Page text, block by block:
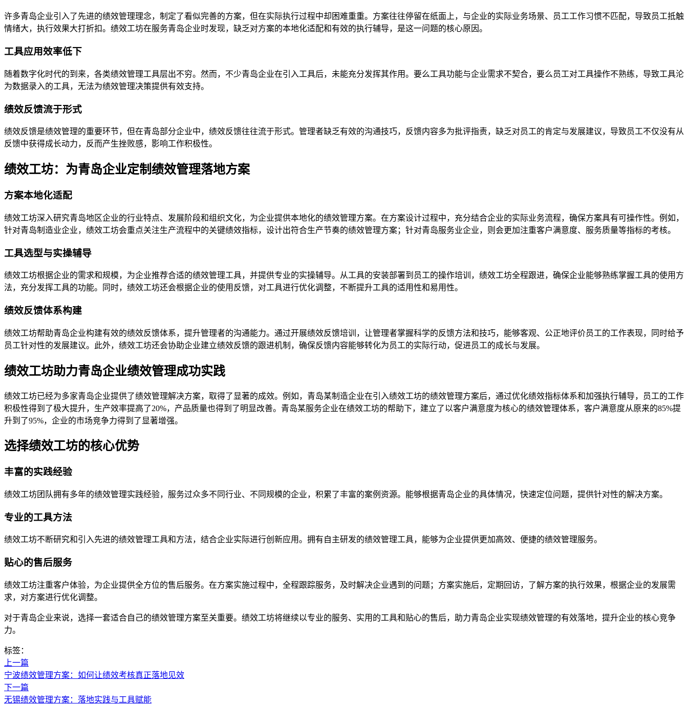
许多青岛企业引入了先进的绩效管理理念，制定了看似完善的方案，但在实际执行过程中却困难重重。方案往往停留在纸面上，与企业的实际业务场景、员工工作习惯不匹配，导致员工抵触
情绪大，执行效果大打折扣。绩效工坊在服务青岛企业时发现，缺乏对方案的本地化适配和有效的执行辅导，是这一问题的核心原因。
工具应用效率低下
随着数字化时代的到来，各类绩效管理工具层出不穷。然而，不少青岛企业在引入工具后，未能充分发挥其作用。要么工具功能与企业需求不契合，要么员工对工具操作不熟练，导致工具沦
为数据录入的工具，无法为绩效管理决策提供有效支持。
绩效反馈流于形式
绩效反馈是绩效管理的重要环节，但在青岛部分企业中，绩效反馈往往流于形式。管理者缺乏有效的沟通技巧，反馈内容多为批评指责，缺乏对员工的肯定与发展建议，导致员工不仅没有从
反馈中获得成长动力，反而产生挫败感，影响工作积极性。
绩效工坊：为青岛企业定制绩效管理落地方案
方案本地化适配
绩效工坊深入研究青岛地区企业的行业特点、发展阶段和组织文化，为企业提供本地化的绩效管理方案。在方案设计过程中，充分结合企业的实际业务流程，确保方案具有可操作性。例如，
针对青岛制造业企业，绩效工坊会重点关注生产流程中的关键绩效指标，设计出符合生产节奏的绩效管理方案；针对青岛服务业企业，则会更加注重客户满意度、服务质量等指标的考核。
工具选型与实操辅导
绩效工坊根据企业的需求和规模，为企业推荐合适的绩效管理工具，并提供专业的实操辅导。从工具的安装部署到员工的操作培训，绩效工坊全程跟进，确保企业能够熟练掌握工具的使用方
法，充分发挥工具的功能。同时，绩效工坊还会根据企业的使用反馈，对工具进行优化调整，不断提升工具的适用性和易用性。
绩效反馈体系构建
绩效工坊帮助青岛企业构建有效的绩效反馈体系，提升管理者的沟通能力。通过开展绩效反馈培训，让管理者掌握科学的反馈方法和技巧，能够客观、公正地评价员工的工作表现，同时给予
员工针对性的发展建议。此外，绩效工坊还会协助企业建立绩效反馈的跟进机制，确保反馈内容能够转化为员工的实际行动，促进员工的成长与发展。
绩效工坊助力青岛企业绩效管理成功实践
绩效工坊已经为多家青岛企业提供了绩效管理解决方案，取得了显著的成效。例如，青岛某制造企业在引入绩效工坊的绩效管理方案后，通过优化绩效指标体系和加强执行辅导，员工的工作
积极性得到了极大提升，生产效率提高了20%，产品质量也得到了明显改善。青岛某服务企业在绩效工坊的帮助下，建立了以客户满意度为核心的绩效管理体系，客户满意度从原来的85%提
升到了95%，企业的市场竞争力得到了显著增强。
选择绩效工坊的核心优势
丰富的实践经验
绩效工坊团队拥有多年的绩效管理实践经验，服务过众多不同行业、不同规模的企业，积累了丰富的案例资源。能够根据青岛企业的具体情况，快速定位问题，提供针对性的解决方案。
专业的工具方法
绩效工坊不断研究和引入先进的绩效管理工具和方法，结合企业实际进行创新应用。拥有自主研发的绩效管理工具，能够为企业提供更加高效、便捷的绩效管理服务。
贴心的售后服务
绩效工坊注重客户体验，为企业提供全方位的售后服务。在方案实施过程中，全程跟踪服务，及时解决企业遇到的问题；方案实施后，定期回访，了解方案的执行效果，根据企业的发展需
求，对方案进行优化调整。
对于青岛企业来说，选择一套适合自己的绩效管理方案至关重要。绩效工坊将继续以专业的服务、实用的工具和贴心的售后，助力青岛企业实现绩效管理的有效落地，提升企业的核心竞争
力。
标签：
上一篇
宁波绩效管理方案：如何让绩效考核真正落地见效
下一篇
无锡绩效管理方案：落地实践与工具赋能